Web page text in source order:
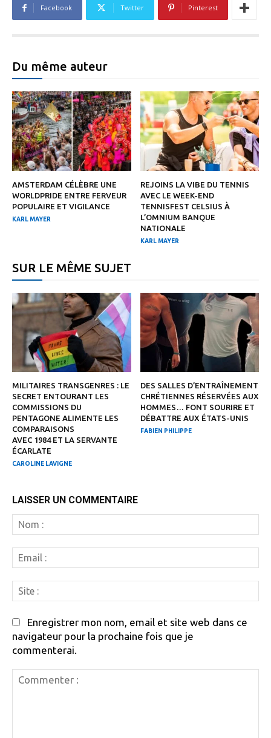
Facebook Twitter Pinterest
Du même auteur
AMSTERDAM CÉLÈBRE UNE
WORLDPRIDE ENTRE FERVEUR
POPULAIRE ET VIGILANCE
KARL MAYER
REJOINS LA VIBE DU TENNIS
AVEC LE WEEK-END
TENNISFEST CELSIUS À
L’OMNIUM BANQUE
NATIONALE
KARL MAYER
SUR LE MÊME SUJET
MILITAIRES TRANSGENRES : LE
SECRET ENTOURANT LES
COMMISSIONS DU
PENTAGONE ALIMENTE LES
COMPARAISONS
AVEC 1984 ET LA SERVANTE
ÉCARLATE
CAROLINE LAVIGNE
DES SALLES D’ENTRAÎNEMENT
CHRÉTIENNES RÉSERVÉES AUX
HOMMES… FONT SOURIRE ET
DÉBATTRE AUX ÉTATS-UNIS
FABIEN PHILIPPE
LAISSER UN COMMENTAIRE
:
:
:
Enregistrer mon nom, email et site web dans ce
navigateur pour la prochaine fois que je
commenterai.